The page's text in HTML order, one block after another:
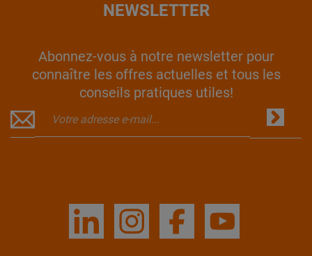
NEWSLETTER
Abonnez-vous à notre newsletter pour
connaître les offres actuelles et tous les
conseils pratiques utiles!